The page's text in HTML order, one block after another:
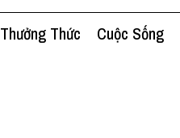
Thưởng Thức Cuộc Sống